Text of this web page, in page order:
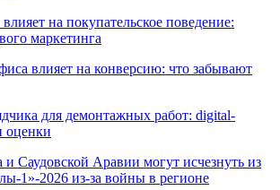
на покупательское поведение:
маркетинга
влияет на конверсию: что забывают
для демонтажных работ: digital-
оценки
Саудовской Аравии могут исчезнуть из
1»-2026 из-за войны в регионе